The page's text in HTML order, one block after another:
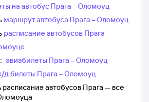
на автобус Прага – Оломоуц
маршрут автобуса Прага – Оломоуц
расписание автобусов Прага
авиабилеты Прага – Оломоуц
д билеты Прага – Оломоуц
автобусов Прага — все